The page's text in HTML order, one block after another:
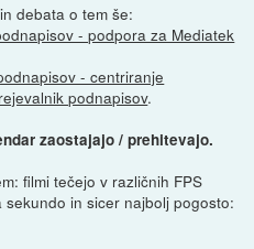
debata o tem še:
- podpora za Mediatek
- centriranje
podnapisov.
zaostajajo / prehitevajo.
filmi tečejo v različnih FPS
in sicer najbolj pogosto: